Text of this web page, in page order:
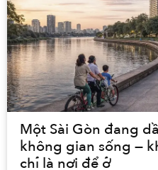
Một Sài Gòn đang
không gian sống —
chỉ là nơi để ở